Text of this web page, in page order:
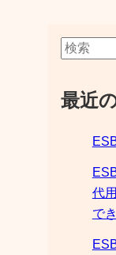
最近
代
で